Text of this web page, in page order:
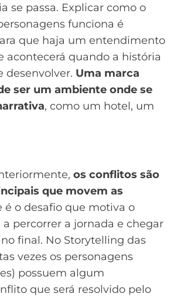
se passa. Explicar como o
funciona é
que haja um entendimento
acontecerá quando a história
desenvolver. Uma marca
ser um ambiente onde se
, como um hotel, um
os conflitos são
que movem as
é o desafio que motiva o
percorrer a jornada e chegar
final. No Storytelling das
vezes os personagens
possuem algum
que será resolvido pelo